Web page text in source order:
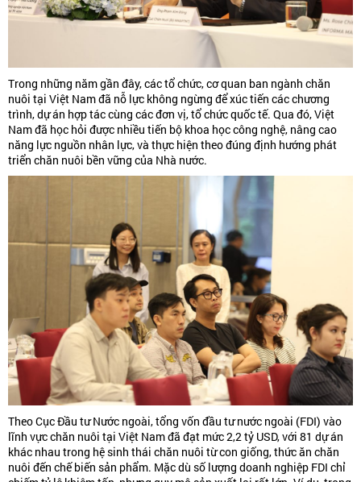
Trong những năm gần đây, các tổ chức, cơ quan ban ngành chăn
nuôi tại Việt Nam đã nỗ lực không ngừng để xúc tiến các chương
trình, dự án hợp tác cùng các đơn vị, tổ chức quốc tế. Qua đó, Việt
Nam đã học hỏi được nhiều tiến bộ khoa học công nghệ, nâng cao
năng lực nguồn nhân lực, và thực hiện theo đúng định hướng phát
triển chăn nuôi bền vững của Nhà nước.
Theo Cục Đầu tư Nước ngoài, tổng vốn đầu tư nước ngoài (FDI) vào
lĩnh vực chăn nuôi tại Việt Nam đã đạt mức 2,2 tỷ USD, với 81 dự án
khác nhau trong hệ sinh thái chăn nuôi từ con giống, thức ăn chăn
nuôi đến chế biến sản phẩm. Mặc dù số lượng doanh nghiệp FDI chỉ